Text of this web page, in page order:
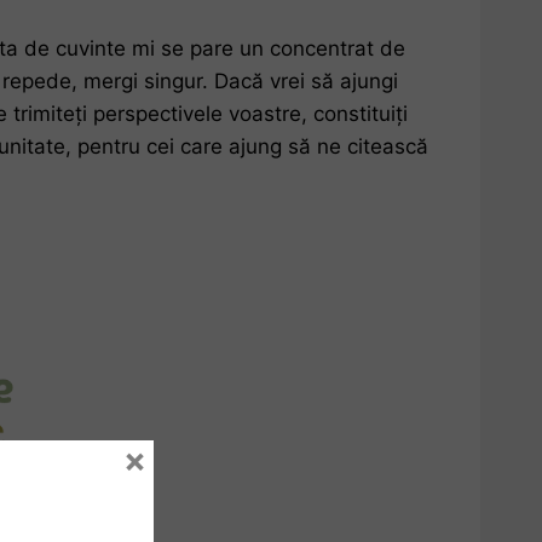
de cuvinte mi se pare un concentrat de
mergi singur. Dacă vrei să ajungi
trimiteți perspectivele voastre, constituiți
pentru cei care ajung să ne citească
×